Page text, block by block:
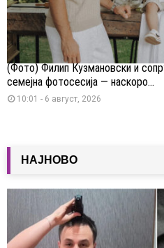
(Фото) Филип Кузмановски и
семејна фотосесија — наскоро...
10:01 - 6 август, 2026
НАЈНОВО